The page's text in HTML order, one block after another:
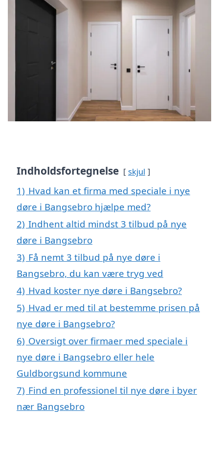
Indholdsfortegnelse skjul
1) Hvad kan et firma med speciale i nye
døre i Bangsebro hjælpe med?
2) Indhent altid mindst 3 tilbud på nye
døre i Bangsebro
3) Få nemt 3 tilbud på nye døre i
Bangsebro, du kan være tryg ved
4) Hvad koster nye døre i Bangsebro?
5) Hvad er med til at bestemme prisen på
nye døre i Bangsebro?
6) Oversigt over firmaer med speciale i
nye døre i Bangsebro eller hele
Guldborgsund kommune
7) Find en professionel til nye døre i byer
nær Bangsebro